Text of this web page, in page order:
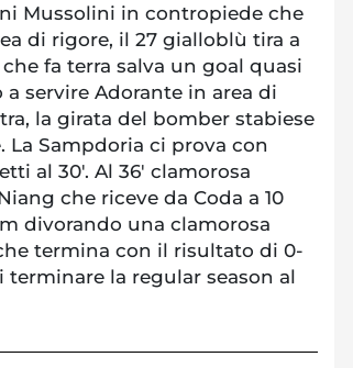
Mussolini in contropiede che
di rigore, il 27 gialloblù tira a
fa terra salva un goal quasi
a servire Adorante in area di
la girata del bomber stabiese
La Sampdoria ci prova con
al 30′. Al 36′ clamorosa
che riceve da Coda a 10
divorando una clamorosa
termina con il risultato di 0-
terminare la regular season al